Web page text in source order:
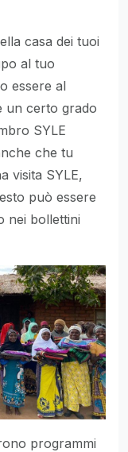
casa dei tuoi
al tuo
essere al
un certo grado
SYLE
che tu
visita SYLE,
può essere
nei bollettini
programmi